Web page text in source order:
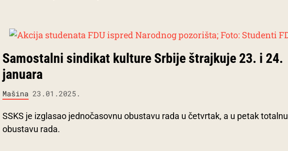
Samostalni sindikat kulture Srbije štrajkuje 23. i 24.
januara
Mašina 23.01.2025.
SSKS je izglasao jednočasovnu obustavu rada u četvrtak, a u petak totalnu
obustavu rada.